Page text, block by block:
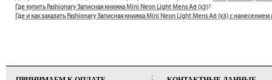
Где купить Fashionary Записная книжка Mini Neon Light Mens A6 (x3)?
Где и как заказать Fashionary Записная книжка Mini Neon Light Mens A6 (x3) с